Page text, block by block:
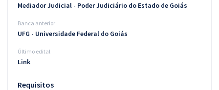
Blog
Aprovados
Atendimento
Mediador Judicial - Poder Judiciário do Estado de Goiás
Banca anterior
UFG - Universidade Federal do Goiás
Último edital
Link
Requisitos